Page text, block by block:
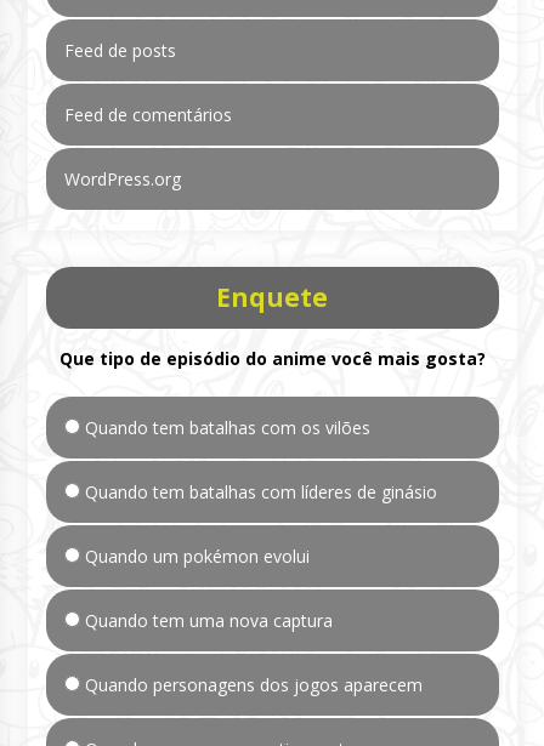
Feed de posts
Feed de comentários
WordPress.org
Enquete
Que tipo de episódio do anime você mais gosta?
Quando tem batalhas com os vilões
Quando tem batalhas com líderes de ginásio
Quando um pokémon evolui
Quando tem uma nova captura
Quando personagens dos jogos aparecem